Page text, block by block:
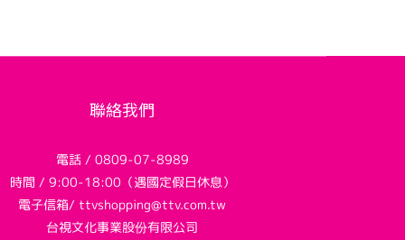
聯絡我們
電話 / 0809-07-8989
時間 / 9:00-18:00（遇國定假日休息）
電子信箱/ ttvshopping@ttv.com.tw
台視文化事業股份有限公司